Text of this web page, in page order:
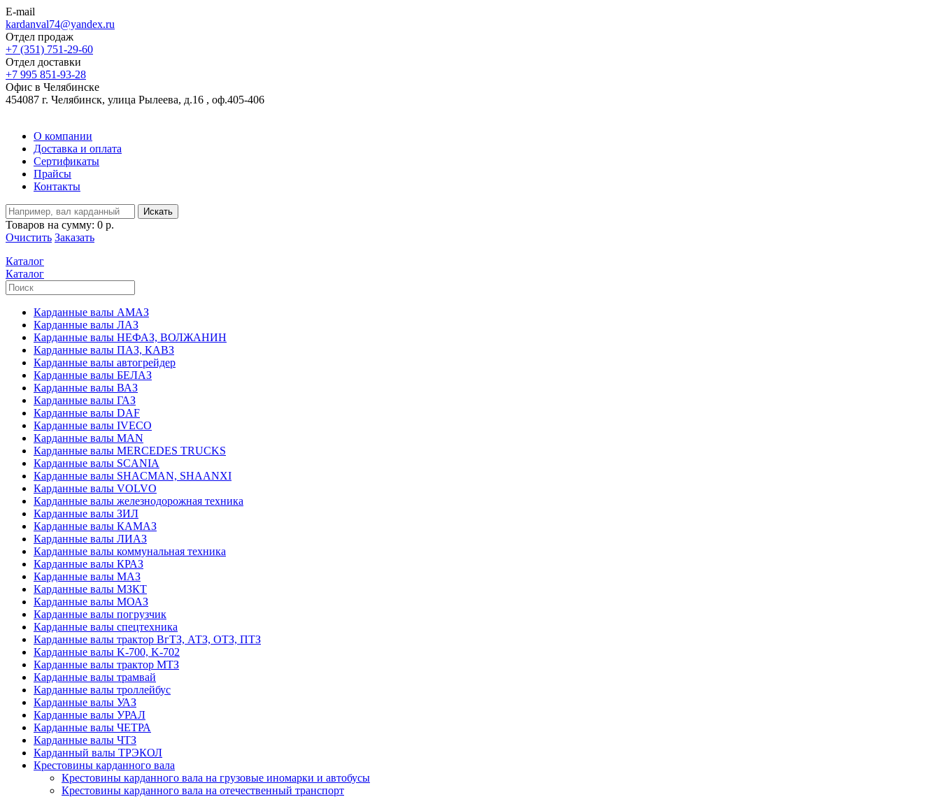
E-mail
kardanval74@yandex.ru
Отдел продаж
+7 (351) 751-29-60
Отдел доставки
+7 995 851-93-28
Офис в Челябинске
454087 г. Челябинск, улица Рылеева, д.16 , оф.405-406
О компании
Доставка и оплата
Сертификаты
Прайсы
Контакты
Искать
Товаров на сумму: 0 р.
Очистить Заказать
Каталог
Каталог
Карданные валы АМАЗ
Карданные валы ЛАЗ
Карданные валы НЕФАЗ, ВОЛЖАНИН
Карданные валы ПАЗ, КАВЗ
Карданные валы автогрейдер
Карданные валы БЕЛАЗ
Карданные валы ВАЗ
Карданные валы ГАЗ
Карданные валы DAF
Карданные валы IVECO
Карданные валы MAN
Карданные валы MERCEDES TRUCKS
Карданные валы SCANIA
Карданные валы SHACMAN, SHAANXI
Карданные валы VOLVO
Карданные валы железнодорожная техника
Карданные валы ЗИЛ
Карданные валы КАМАЗ
Карданные валы ЛИАЗ
Карданные валы коммунальная техника
Карданные валы КРАЗ
Карданные валы МАЗ
Карданные валы МЗКТ
Карданные валы МОАЗ
Карданные валы погрузчик
Карданные валы спецтехника
Карданные валы трактор ВгТЗ, АТЗ, ОТЗ, ПТЗ
Карданные валы K-700, K-702
Карданные валы трактор МТЗ
Карданные валы трамвай
Карданные валы троллейбус
Карданные валы УАЗ
Карданные валы УРАЛ
Карданные валы ЧЕТРА
Карданные валы ЧТЗ
Карданный валы ТРЭКОЛ
Крестовины карданного вала
Крестовины карданного вала на грузовые иномарки и автобусы
Крестовины карданного вала на отечественный транспорт